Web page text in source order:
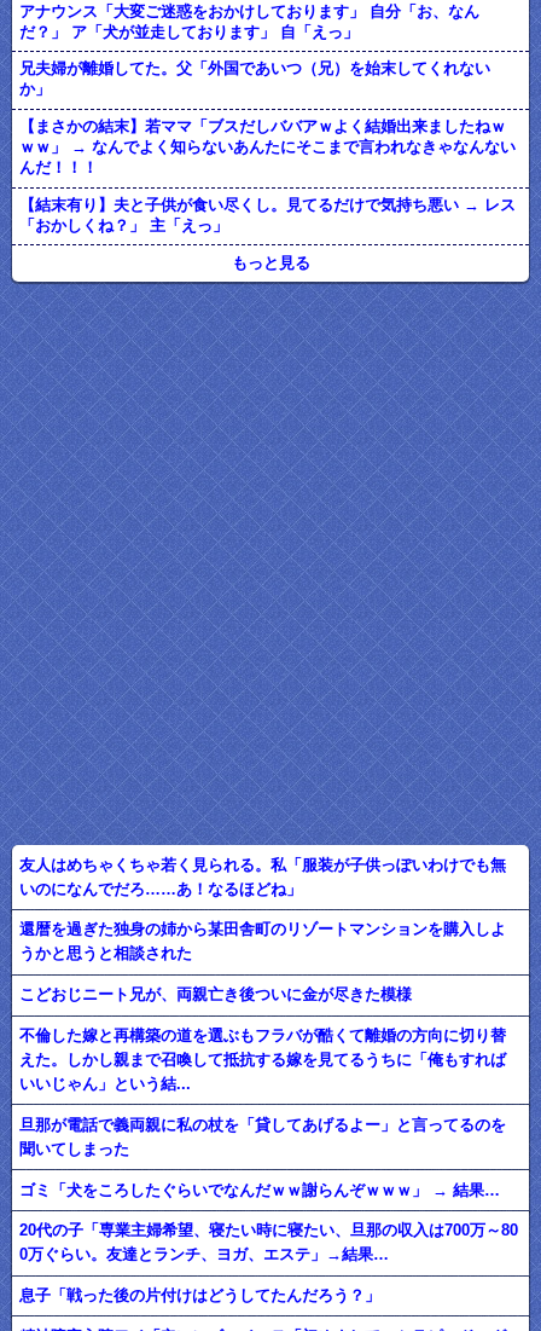
アナウンス「大変ご迷惑をおかけしております」 自分「お、なん
だ？」 ア「犬が並走しております」 自「えっ」
兄夫婦が離婚してた。父「外国であいつ（兄）を始末してくれない
か」
【まさかの結末】若ママ「ブスだしババアｗよく結婚出来ましたねｗ
ｗｗ」 → なんでよく知らないあんたにそこまで言われなきゃなんない
んだ！！！
【結末有り】夫と子供が食い尽くし。見てるだけで気持ち悪い → レス
「おかしくね？」 主「えっ」
もっと見る
友人はめちゃくちゃ若く見られる。私「服装が子供っぽいわけでも無
いのになんでだろ……あ！なるほどね」
還暦を過ぎた独身の姉から某田舎町のリゾートマンションを購入しよ
うかと思うと相談された
こどおじニート兄が、両親亡き後ついに金が尽きた模様
不倫した嫁と再構築の道を選ぶもフラバが酷くて離婚の方向に切り替
えた。しかし親まで召喚して抵抗する嫁を見てるうちに「俺もすれば
いいじゃん」という結...
旦那が電話で義両親に私の杖を「貸してあげるよー」と言ってるのを
聞いてしまった
ゴミ「犬をころしたぐらいでなんだｗｗ謝らんぞｗｗｗ」 → 結果…
20代の子「専業主婦希望、寝たい時に寝たい、旦那の収入は700万～80
0万ぐらい。友達とランチ、ヨガ、エステ」→結果…
息子「戦った後の片付けはどうしてたんだろう？」